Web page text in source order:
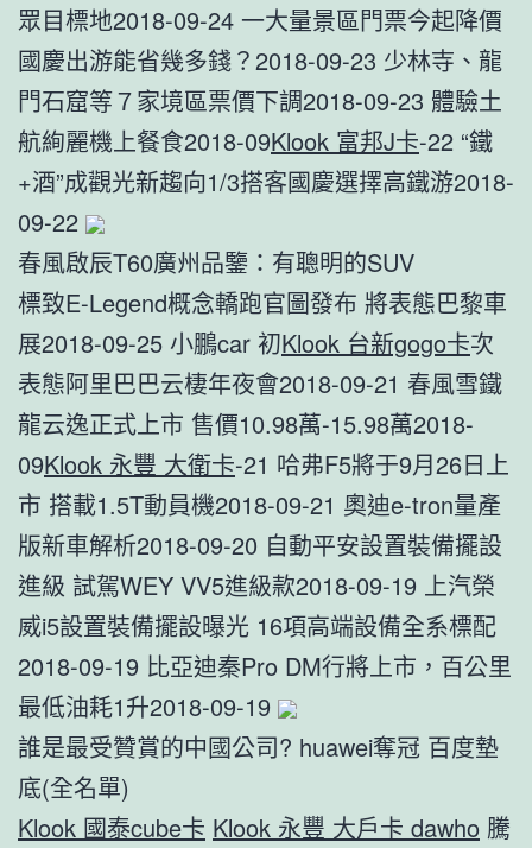
眾目標地2018-09-24 一大量景區門票今起降價
國慶出游能省幾多錢？2018-09-23 少林寺、龍
門石窟等７家境區票價下調2018-09-23 體驗土
航絢麗機上餐食2018-09Klook 富邦J卡-22 “鐵
+酒”成觀光新趨向1/3搭客國慶選擇高鐵游2018-
09-22
春風啟辰T60廣州品鑒：有聰明的SUV
標致E-Legend概念轎跑官圖發布 將表態巴黎車
展2018-09-25 ​小鵬car 初Klook 台新gogo卡次
表態阿里巴巴云棲年夜會2018-09-21 春風雪鐵
龍云逸正式上市 售價10.98萬-15.98萬2018-
09Klook 永豐 大衛卡-21 哈弗F5將于9月26日上
市 搭載1.5T動員機2018-09-21 奧迪e-tron量產
版新車解析2018-09-20 自動平安設置裝備擺設
進級 試駕WEY VV5進級款2018-09-19 上汽榮
威i5設置裝備擺設曝光 16項高端設備全系標配
2018-09-19 比亞迪秦Pro DM行將上市，百公里
最低油耗1升2018-09-19
誰是最受贊賞的中國公司? huawei奪冠 百度墊
底(全名單)
Klook 國泰cube卡 Klook 永豐 大戶卡 dawho 騰